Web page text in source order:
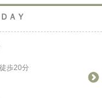
ＡＹ
歩20分